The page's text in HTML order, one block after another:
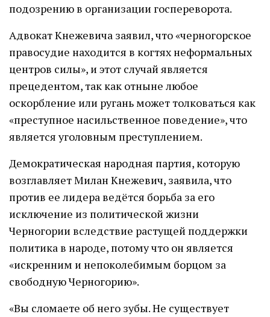
подозрению в организации госпереворота.
Адвокат Кнежевича заявил, что «черногорское
правосудие находится в когтях неформальных
центров силы», и этот случай является
прецедентом, так как отныне любое
оскорбление или ругань может толковаться как
«преступное насильственное поведение», что
является уголовным преступлением.
Демократическая народная партия, которую
возглавляет Милан Кнежевич, заявила, что
против ее лидера ведётся борьба за его
исключение из политической жизни
Черногории вследствие растущей поддержки
политика в народе, потому что он является
«искренним и непоколебимым борцом за
свободную Черногорию».
«Вы сломаете об него зубы. Не существует